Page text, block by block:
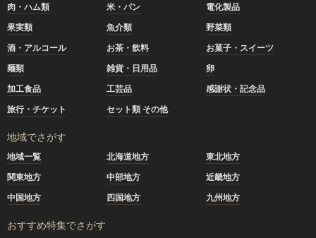
肉・ハム類 米・パン
電化製品
果実類
魚介類
野菜類
酒・アルコール
お茶・飲料
お菓子・スイーツ
麺類
雑貨・日用品
卵
加工食品
工芸品
感謝状・記念品
旅行・チケット
セット類 その他
地域でさがす
地域一覧 北海道地方
東北地方
関東地方
中部地方
近畿地方
中国地方
四国地方 九州地方
おすすめ特集でさがす